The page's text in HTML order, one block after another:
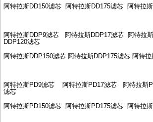
阿特拉斯DD150滤芯 阿特拉斯DD175滤芯 阿特拉斯
阿特拉斯DDP9滤芯 阿特拉斯DDP17滤芯 阿特拉斯
DDP120滤芯
阿特拉斯DDP150滤芯 阿特拉斯DDP175滤芯 阿特拉
阿特拉斯PD9滤芯 阿特拉斯PD17滤芯 阿特拉斯
滤芯
阿特拉斯PD150滤芯 阿特拉斯PD175滤芯 阿特拉斯